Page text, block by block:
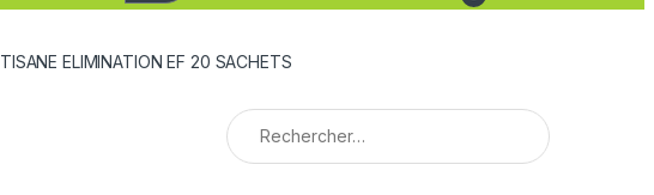
TISANE ELIMINATION EF 20 SACHETS
Rechercher :